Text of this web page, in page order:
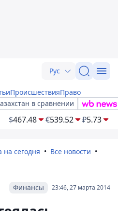
Рус
ПроисшествияПраво
в сравнении
$467.48 €539.52 ₽5.73
на сегодня
Все новости
23:46, 27 марта 2014
Финансы